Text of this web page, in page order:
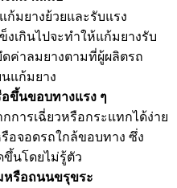
ก้มยางย้วยและรับแรง
เกินไปจะทำให้แก้มยางรับ
ค่าลมยางตามที่ผู้ผลิตรถ
แก้มยาง
ขึ้นขอบทางแรง ๆ
การเฉี่ยวหรือกระแทกได้ง่าย
อจอดรถใกล้ขอบทาง ซึ่ง
ขึ้นโดยไม่รู้ตัว
หรือถนนขรุขระ